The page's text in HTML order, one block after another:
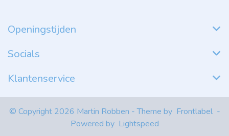
Openingstijden
Socials
Klantenservice
© Copyright 2026 Martin Robben - Theme by Frontlabel -
Powered by Lightspeed